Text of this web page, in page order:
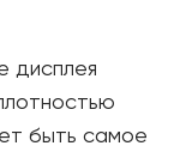
дисплея
быть самое